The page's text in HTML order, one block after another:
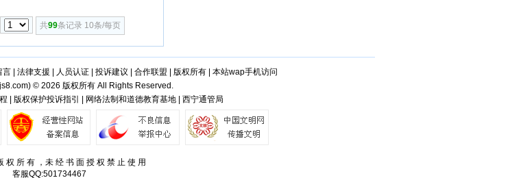
共99条记录 10条/每页
言| 法律支援 人员认证| 投诉建议 合作联盟 版权所有| 本站wap手机访问
) © 2026 版权所有 All Rights Reserved.
| 版权保护投诉指引 | 网络法制和道德教育基地 | 西宁通管局
权 所 有 ，未 经 书 面 授 权 禁 止 使 用
客服QQ:501734467